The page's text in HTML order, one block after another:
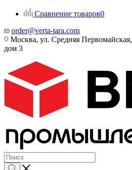
Сравнение товаров0
order@verta-tara.com
Москва, ул. Средняя Первомайская,
дом 3